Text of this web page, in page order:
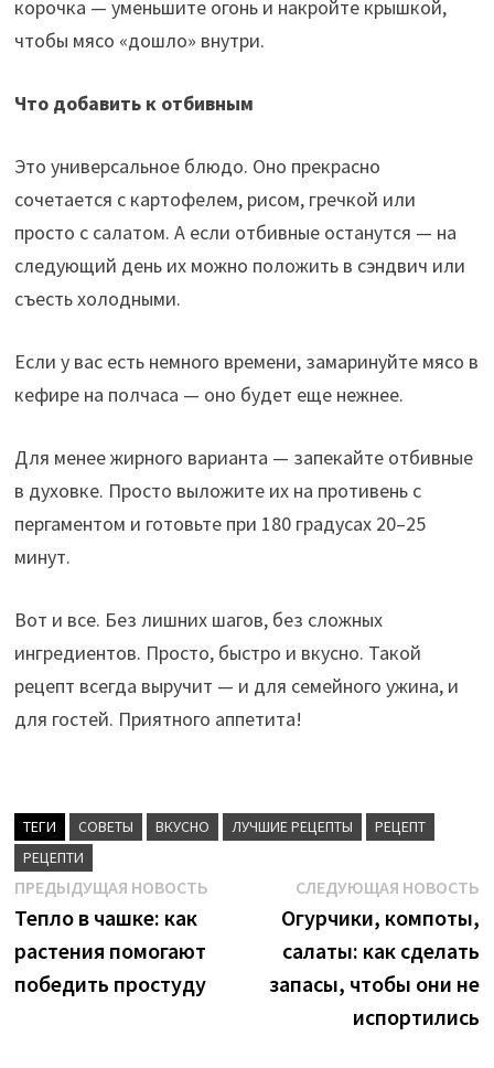
корочка — уменьшите огонь и накройте крышкой,
чтобы мясо «дошло» внутри.
Что добавить к отбивным
Это универсальное блюдо. Оно прекрасно
сочетается с картофелем, рисом, гречкой или
просто с салатом. А если отбивные останутся — на
следующий день их можно положить в сэндвич или
съесть холодными.
Если у вас есть немного времени, замаринуйте мясо в
кефире на полчаса — оно будет еще нежнее.
Для менее жирного варианта — запекайте отбивные
в духовке. Просто выложите их на противень с
пергаментом и готовьте при 180 градусах 20–25
минут.
Вот и все. Без лишних шагов, без сложных
ингредиентов. Просто, быстро и вкусно. Такой
рецепт всегда выручит — и для семейного ужина, и
для гостей. Приятного аппетита!
ТЕГИ CОВЕТЫ ВКУСНО ЛУЧШИЕ РЕЦЕПТЫ
РЕЦЕПТ
РЕЦЕПТИ
Навигация
по
записям
ПРЕДЫДУЩАЯ НОВОСТЬПредыдущая
Тепло в чашке: как
растения помогают
победить простуду
СЛЕДУЮЩАЯ НОВОСТЬ
Огурчики, компоты,
салаты: как сделать
запасы, чтобы они не
испортились